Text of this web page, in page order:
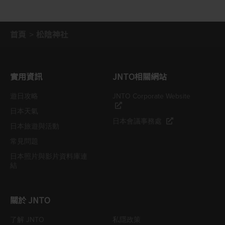
實用資訊 JNTO相關網站
關於 JNTO